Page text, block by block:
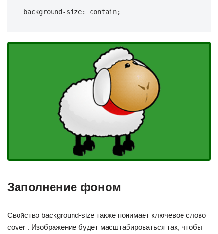
background-size: contain;
Заполнение фоном
Свойство background-size также понимает ключевое слово
cover . Изображение будет масштабироваться так, чтобы